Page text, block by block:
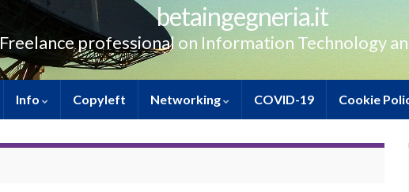
betaingegneria.it
Freelance professional on Information Technology
Info Copyleft Networking COVID-19 Cookie